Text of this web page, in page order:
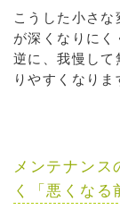
こうした小さ
が深くなりにく
逆に、我慢して
りやすくなりま
メンテナンス
く「悪くなる